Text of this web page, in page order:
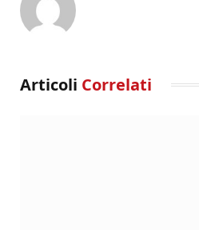
Articoli Correlati